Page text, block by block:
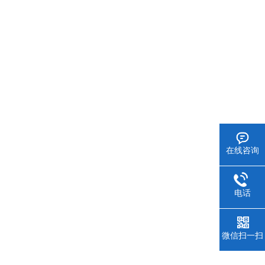
在线咨询
电话
微信扫一扫